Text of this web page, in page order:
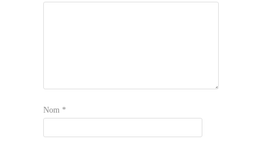
Nom *